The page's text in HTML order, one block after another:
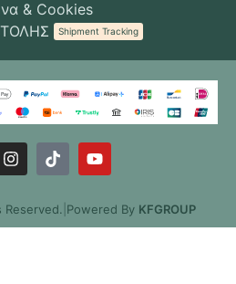
& Cookies
Shipment Tracking
Reserved. Powered By KFGROUP